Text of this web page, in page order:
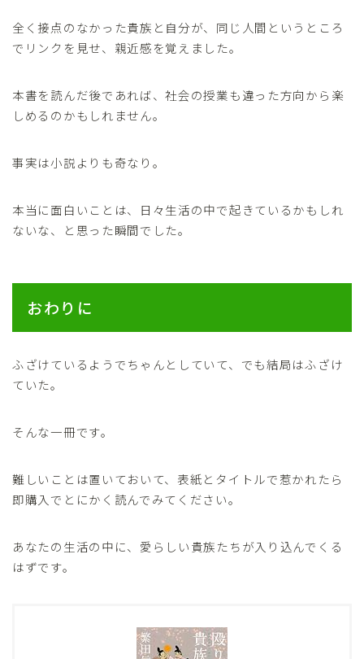
全く接点のなかった貴族と自分が、同じ人間というところ
でリンクを見せ、親近感を覚えました。
本書を読んだ後であれば、社会の授業も違った方向から楽
しめるのかもしれません。
事実は小説よりも奇なり。
本当に面白いことは、日々生活の中で起きているかもしれ
ないな、と思った瞬間でした。
おわりに
ふざけているようでちゃんとしていて、でも結局はふざけ
ていた。
そんな一冊です。
難しいことは置いておいて、表紙とタイトルで惹かれたら
即購入でとにかく読んでみてください。
あなたの生活の中に、愛らしい貴族たちが入り込んでくる
はずです。